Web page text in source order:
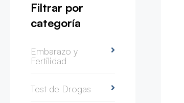
Filtrar por
categoría
Embarazo y
Fertilidad
Test de Drogas